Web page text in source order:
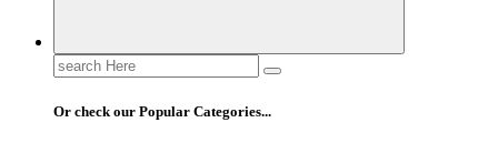
Search
for:
Or check our Popular Categories...